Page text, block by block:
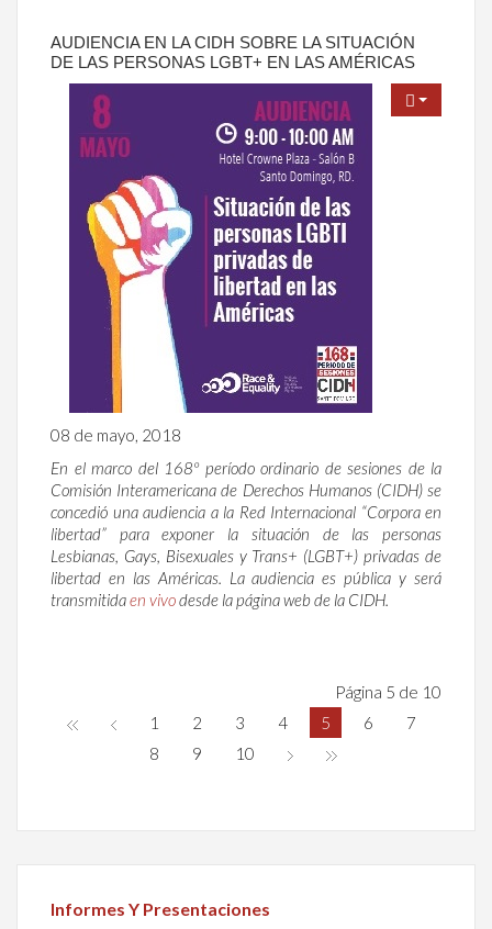
AUDIENCIA EN LA CIDH SOBRE LA SITUACIÓN
DE LAS PERSONAS LGBT+ EN LAS AMÉRICAS
08 de mayo, 2018
En el marco del 168º período ordinario de sesiones de la
Comisión Interamericana de Derechos Humanos (CIDH) se
concedió una audiencia a la Red Internacional “Corpora en
libertad” para exponer la situación de las personas
Lesbianas, Gays, Bisexuales y Trans+ (LGBT+) privadas de
libertad en las Américas. La audiencia es pública y será
transmitidaen vivodesde la página web de la CIDH.
Página 5 de 10
1
2 3 4 5 6
7
8
9 10
Informes Y Presentaciones